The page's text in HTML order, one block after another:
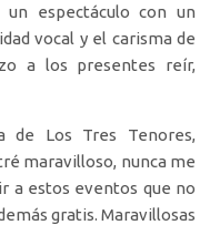
espectáculo con un
vocal y el carisma de
a los presentes reír,
de Los Tres Tenores,
maravilloso, nunca me
a estos eventos que no
gratis. Maravillosas